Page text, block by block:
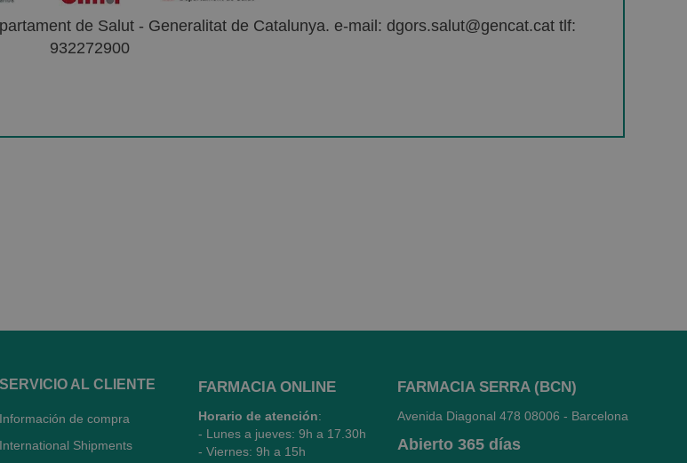
de Salut - Generalitat de Catalunya. e-mail: dgors.salut@gencat.cat tlf:
932272900
SERVICIO AL CLIENTE
Información de compra
International Shipments
FARMACIA ONLINE
Horario de atención:
- Lunes a jueves: 9h a 17.30h
- Viernes: 9h a 15h
FARMACIA SERRA (BCN)
Avenida Diagonal 478 08006 - Barcelona
Abierto 365 días